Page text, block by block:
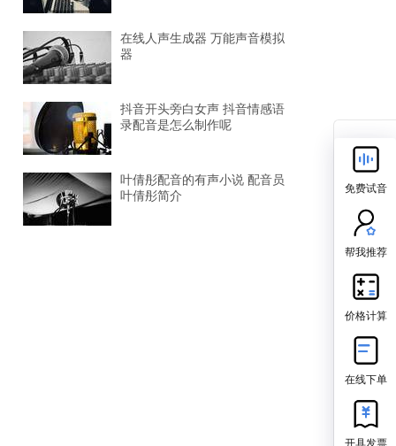
在线人声生成器 万能声音模拟
器
抖音开头旁白女声 抖音情感语
录配音是怎么制作呢
叶倩彤配音的有声小说 配音员
叶倩彤简介
免费试音
帮我推荐
价格计算
在线下单
开具发票